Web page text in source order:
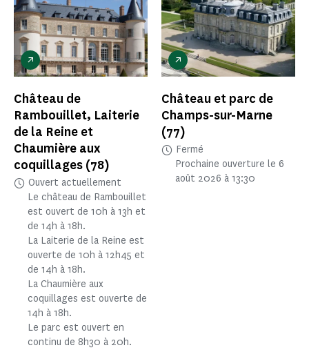
Château de
Rambouillet, Laiterie
de la Reine et
Chaumière aux
coquillages (78)
Ouvert actuellement
Le château de Rambouillet
est ouvert de 10h à 13h et
de 14h à 18h.
La Laiterie de la Reine est
ouverte de 10h à 12h45 et
de 14h à 18h.
La Chaumière aux
coquillages est ouverte de
14h à 18h.
Le parc est ouvert en
continu de 8h30 à 20h.
Château et parc de
Champs-sur-Marne
(77)
Fermé
Prochaine ouverture le 6
août 2026 à 13:30